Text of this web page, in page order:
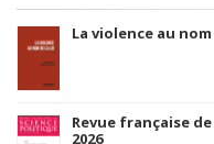
La violence au
Revue française
2026